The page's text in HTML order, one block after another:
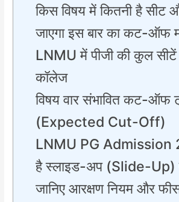
किस विषय में कितनी है सीट
जाएगा इस बार का कट-ऑफ
​LNMU में पीजी की कुल
कॉलेज
​विषय वार संभावित कट-ऑफ
(Expected Cut-Off)
LNMU PG Admission
है स्लाइड-अप (Slide-Up)
जानिए आरक्षण नियम और